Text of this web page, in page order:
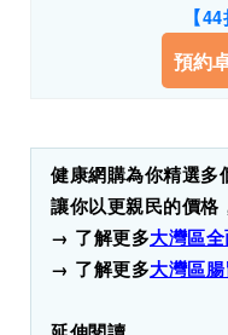
【
預約
健康網購為你精選多
讓你以更親民的價格
→ 了解更多大灣區
→ 了解更多大灣區